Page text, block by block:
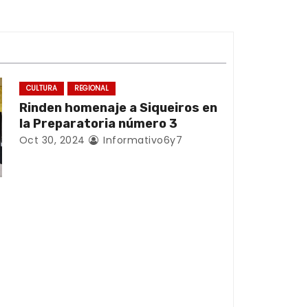
CULTURA REGIONAL
Rinden homenaje a Siqueiros en
la Preparatoria número 3
Oct 30, 2024 Informativo6y7